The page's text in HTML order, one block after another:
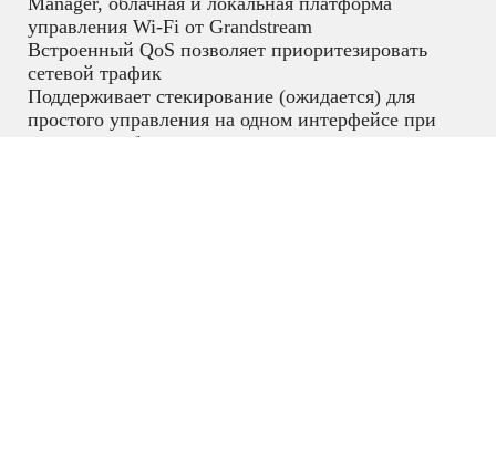
управления Wi-Fi от Grandstream
Встроенный QoS позволяет приоритезировать
сетевой трафик
Поддерживает стекирование (ожидается) для
простого управления на одном интерфейсе при
создании избыточного резервного копирования